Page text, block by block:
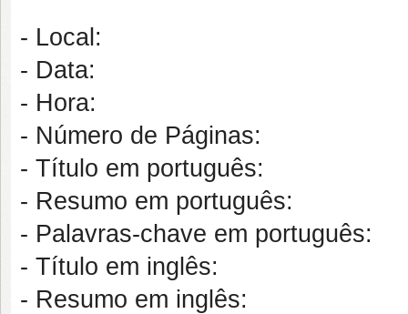
- Local:
- Data:
- Hora:
- Número de Páginas:
- Título em português:
- Resumo em português:
- Palavras-chave em português:
- Título em inglês:
- Resumo em inglês: